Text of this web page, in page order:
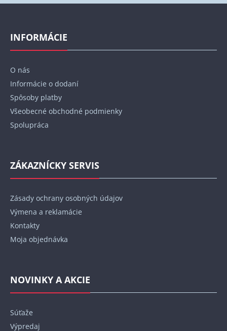
Z
INFORMÁCIE
O nás
Informácie o dodaní
Spôsoby platby
Všeobecné obchodné podmienky
Spolupráca
ZÁKAZNÍCKY SERVIS
Zásady ochrany osobných údajov
Výmena a reklamácie
Kontakty
Moja objednávka
NOVINKY A AKCIE
Súťaže
Výpredaj